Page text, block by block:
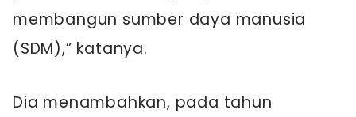
membangun sumber daya manusia
(SDM),” katanya.
Dia menambahkan, pada tahun